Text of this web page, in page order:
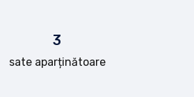
3
sate aparținătoare